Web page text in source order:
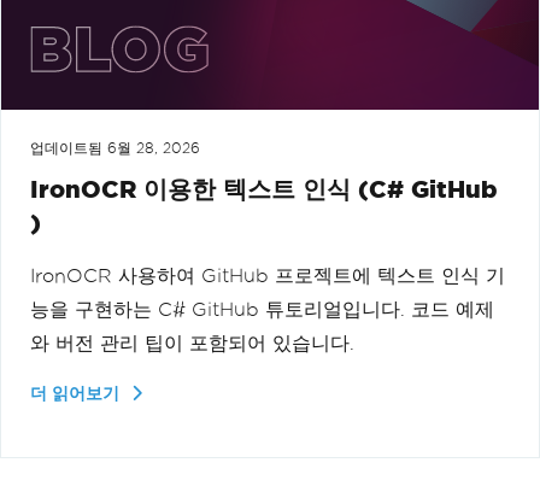
업데이트됨 6월 28, 2026
IronOCR 이용한 텍스트 인식 (C# GitHub
)
IronOCR 사용하여 GitHub 프로젝트에 텍스트 인식 기
능을 구현하는 C# GitHub 튜토리얼입니다. 코드 예제
와 버전 관리 팁이 포함되어 있습니다.
더 읽어보기